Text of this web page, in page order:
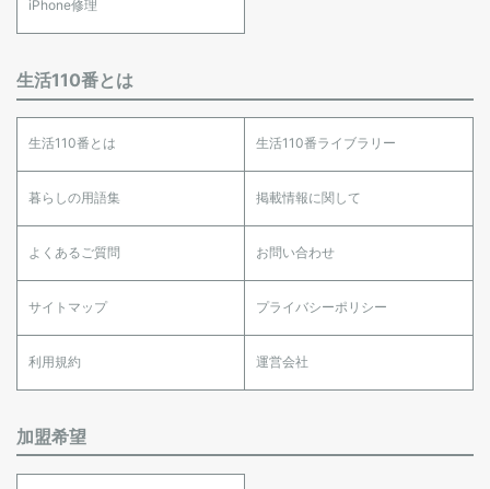
iPhone修理
生活110番とは
生活110番とは 生活110番ライブラリー
暮らしの用語集 掲載情報に関して
よくあるご質問 お問い合わせ
サイトマップ プライバシーポリシー
利用規約 運営会社
加盟希望